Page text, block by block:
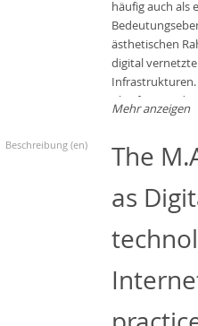
häufig auch als
ästhetischen
digital
Infrastrukturen.
Plattformen
Communitys
können.
sowie durch
und Humor
Genau wie der
Mehr anzeigen
Beschreibung (en)
The
as